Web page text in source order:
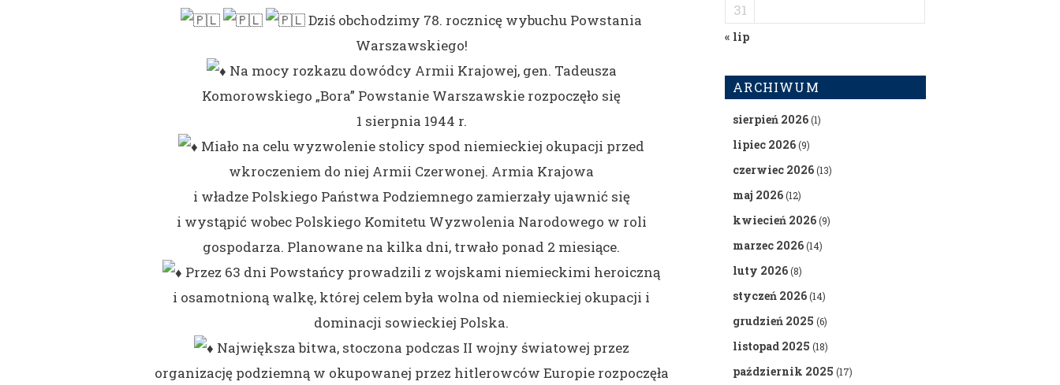
Dziś obchodzimy 78. rocznicę wybuchu Powstania
Warszawskiego!
Na mocy rozkazu dowódcy Armii Krajowej, gen. Tadeusza
Komorowskiego „Bora” Powstanie Warszawskie rozpoczęło się
1 sierpnia 1944 r.
Miało na celu wyzwolenie stolicy spod niemieckiej okupacji przed
wkroczeniem do niej Armii Czerwonej. Armia Krajowa
i władze Polskiego Państwa Podziemnego zamierzały ujawnić się
i wystąpić wobec Polskiego Komitetu Wyzwolenia Narodowego w roli
gospodarza. Planowane na kilka dni, trwało ponad 2 miesiące.
Przez 63 dni Powstańcy prowadzili z wojskami niemieckimi heroiczną
i osamotnioną walkę, której celem była wolna od niemieckiej okupacji i
dominacji sowieckiej Polska.
Największa bitwa, stoczona podczas II wojny światowej przez
organizację podziemną w okupowanej przez hitlerowców Europie rozpoczęła
31
« lip
ARCHIWUM
sierpień 2026(1)
lipiec 2026(9)
czerwiec 2026(13)
maj 2026(12)
kwiecień 2026(9)
marzec 2026(14)
luty 2026(8)
styczeń 2026(14)
grudzień 2025 (6)
listopad 2025 (18)
październik 2025 (17)